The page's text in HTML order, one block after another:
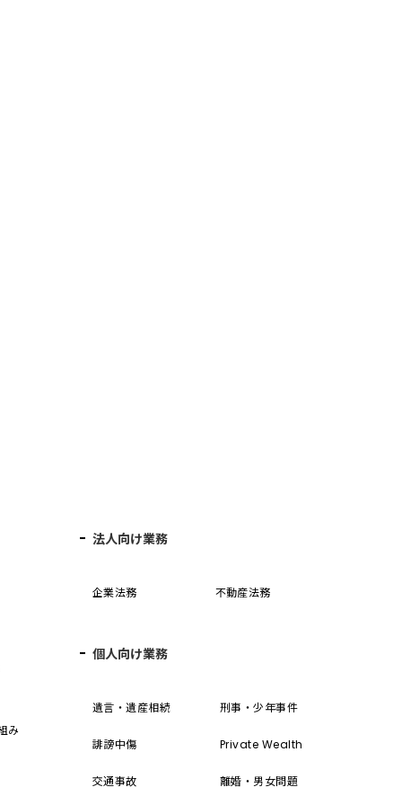
み
法人向け業務
企業法務 不動産法務
個人向け業務
遺言・遺産相続 刑事・少年事件
誹謗中傷 Private Wealth
交通事故 離婚・男女問題